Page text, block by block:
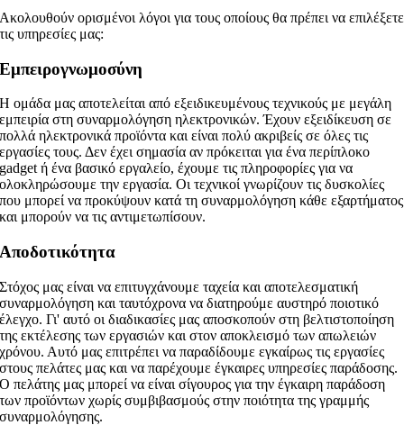
Ακολουθούν ορισμένοι λόγοι για τους οποίους θα πρέπει να επιλέξετε
τις υπηρεσίες μας:
Εμπειρογνωμοσύνη
Η ομάδα μας αποτελείται από εξειδικευμένους τεχνικούς με μεγάλη
εμπειρία στη συναρμολόγηση ηλεκτρονικών. Έχουν εξειδίκευση σε
πολλά ηλεκτρονικά προϊόντα και είναι πολύ ακριβείς σε όλες τις
εργασίες τους. Δεν έχει σημασία αν πρόκειται για ένα περίπλοκο
gadget ή ένα βασικό εργαλείο, έχουμε τις πληροφορίες για να
ολοκληρώσουμε την εργασία. Οι τεχνικοί γνωρίζουν τις δυσκολίες
που μπορεί να προκύψουν κατά τη συναρμολόγηση κάθε εξαρτήματος
και μπορούν να τις αντιμετωπίσουν.
Αποδοτικότητα
Στόχος μας είναι να επιτυγχάνουμε ταχεία και αποτελεσματική
συναρμολόγηση και ταυτόχρονα να διατηρούμε αυστηρό ποιοτικό
έλεγχο. Γι' αυτό οι διαδικασίες μας αποσκοπούν στη βελτιστοποίηση
της εκτέλεσης των εργασιών και στον αποκλεισμό των απωλειών
χρόνου. Αυτό μας επιτρέπει να παραδίδουμε εγκαίρως τις εργασίες
στους πελάτες μας και να παρέχουμε έγκαιρες υπηρεσίες παράδοσης.
Ο πελάτης μας μπορεί να είναι σίγουρος για την έγκαιρη παράδοση
των προϊόντων χωρίς συμβιβασμούς στην ποιότητα της γραμμής
συναρμολόγησης.